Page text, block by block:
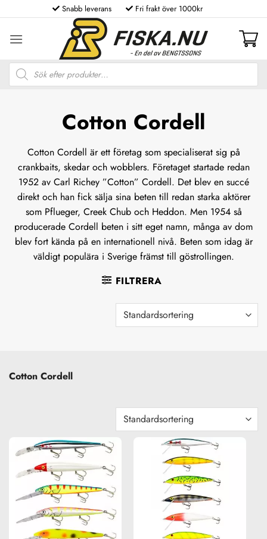
to
content
Snabb leverans Fri frakt över 1000kr
Produktsökning
Cotton Cordell
Cotton Cordell är ett företag som specialiserat sig på
crankbaits, skedar och wobblers. Företaget startade redan
1952 av Carl Richey ”Cotton” Cordell. Det blev en succé
direkt och han fick sälja sina beten till redan starka aktörer
som Pflueger, Creek Chub och Heddon. Men 1954 så
producerade Cordell beten i sitt eget namn, många av dom
blev fort kända på en internationell nivå. Beten som idag är
väldigt populära i Sverige främst till göstrollingen.
FILTRERA
Cotton Cordell